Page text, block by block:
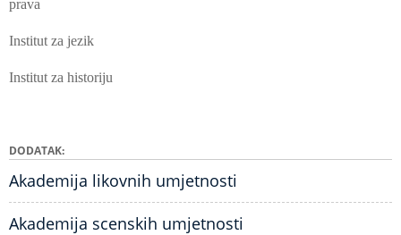
prava
Institut za jezik
Institut za historiju
DODATAK
Akademija likovnih umjetnosti
Akademija scenskih umjetnosti